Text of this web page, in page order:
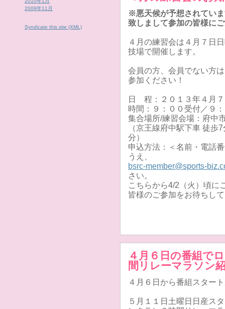
2009年11月
Syndicate this site (XML)
※悪天候が予想されてい
致しまして参加の皆様に
４月の練習会は４月７日
技場で開催します。
会員の方、会員でない方
参加ください！
日 程：２０１３年４月
時間：９：００受付／９
集合場所/練習会場：府中
（京王線府中駅下車 徒歩
分）
申込方法：＜名前・電話
うえ、
bsrc-member@sports-
さい。
こちらから4/2（火）頃に
皆様のご参加をお待ちし
４月６日の番組で
間リレーマラソン
４月６日から番組スター
５月１１日土曜日日産ス